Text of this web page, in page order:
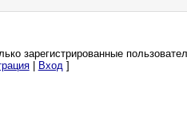
зарегистрированные
| Вход]